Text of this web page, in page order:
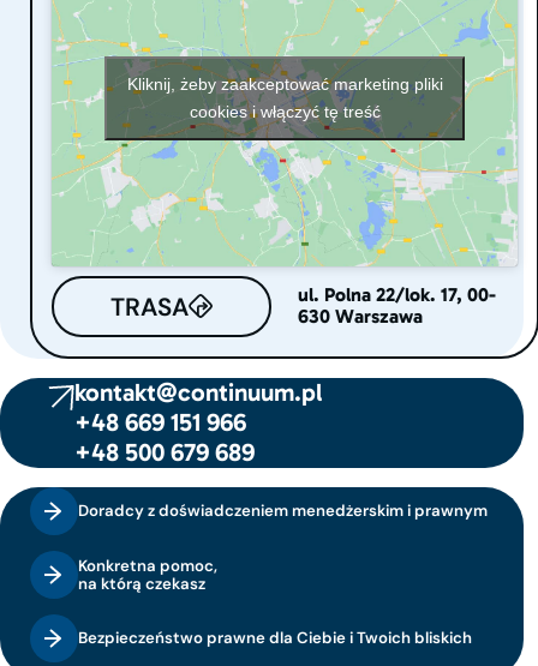
Kliknij, żeby zaakceptować marketing pliki
cookies i włączyć tę treść
TRASA
ul. Polna 22/lok. 17, 00-
630 Warszawa
kontakt@continuum.pl
+48 669 151 966
+48 500 679 689
Doradcy z doświadczeniem menedżerskim i prawnym
Konkretna pomoc,
na którą czekasz
Bezpieczeństwo prawne dla Ciebie i Twoich bliskich